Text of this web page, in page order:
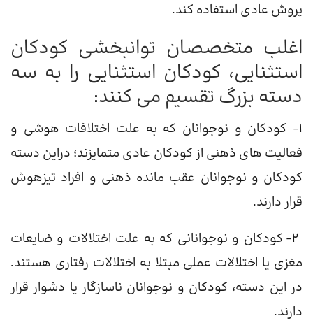
پروش عادی استفاده کند.
اغلب متخصصان توانبخشی کودکان
استثنایی، کودکان استثنایی را به سه
دسته بزرگ تقسیم می کنند:
1- کودکان و نوجوانان که به علت اختلافات هوشی و
فعالیت های ذهنی از کودکان عادی متمایزند؛ دراین دسته
کودکان و نوجوانان عقب مانده ذهنی و افراد تیزهوش
قرار دارند.
2- کودکان و نوجوانانی که به علت اختلالات و ضایعات
مغزی یا اختلالات عملی مبتلا به اختلالات رفتاری هستند.
در این دسته، کودکان و نوجوانان ناسازگار یا دشوار قرار
دارند.